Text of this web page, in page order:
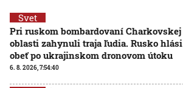
Svet
Pri ruskom bombardovaní Charkovskej
oblasti zahynuli traja ľudia. Rusko hlási
obeť po ukrajinskom dronovom útoku
6. 8. 2026, 7:54:40